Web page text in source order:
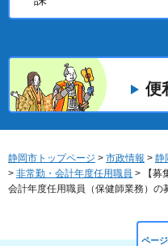
便
静岡市トップページ > 市政情報 > 静
> 非常勤・会計年度任用職員 > 【募
会計年度任用職員（保健師業務）の
ペー